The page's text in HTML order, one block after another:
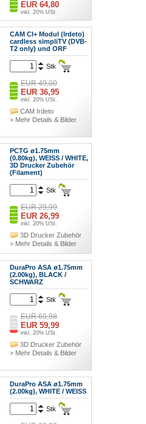
EUR 64,80
inkl. 20% USt.
> Mehr Details & Bilder
CAM CI+ Modul (Irdeto)
cardless simpliTV (DVB-
T2 only) und ORF
Stk
EUR 49,00
EUR 36,95
inkl. 20% USt.
CAM Irdeto
> Mehr Details & Bilder
PCTG ø1.75mm
(0.80kg), WEISS / WHITE,
3D Drucker Zubehör
(Filament)
Stk
EUR 29,99
EUR 26,99
inkl. 20% USt.
3D Drucker Zubehör
> Mehr Details & Bilder
DuraPro ASA ø1.75mm
(2.00kg), BLACK /
SCHWARZ
Stk
EUR 69,98
EUR 59,99
inkl. 20% USt.
3D Drucker Zubehör
> Mehr Details & Bilder
DuraPro ASA ø1.75mm
(2.00kg), WHITE / WEISS
Stk